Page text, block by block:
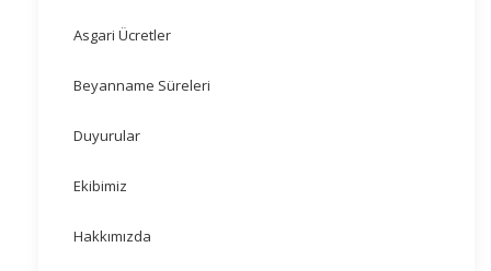
Asgari Ücretler
Beyanname Süreleri
Duyurular
Ekibimiz
Hakkımızda